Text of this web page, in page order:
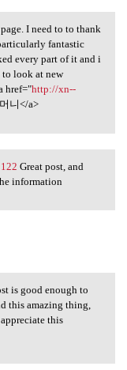
this
I need to to thank
fantastic
every part of it and i
to look at new
href="http://xn--
니</a>
Great post, and
information
post
is good enough to
this amazing thing,
this